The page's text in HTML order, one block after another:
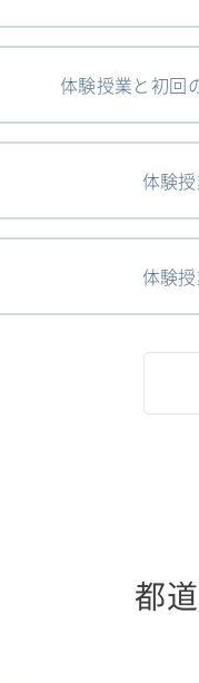
体験授業と初回
体験
体験
都